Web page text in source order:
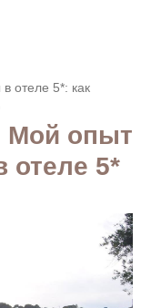
отеле 5*: как
Мой опыт
отеле 5*